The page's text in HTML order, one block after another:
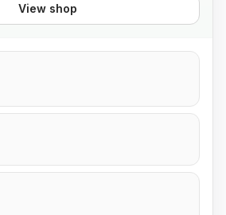
View shop